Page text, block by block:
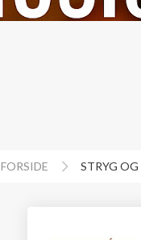
FORSIDE STRYG